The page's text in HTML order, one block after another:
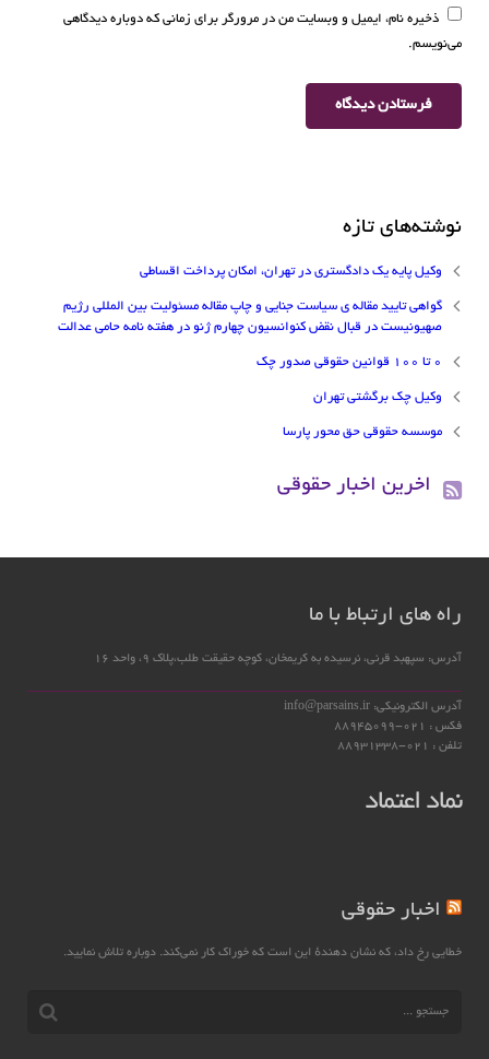
ذخیره نام، ایمیل و وبسایت من در مرورگر برای زمانی که دوباره دیدگاهی
می‌نویسم.
نوشته‌های تازه
وکیل پایه یک دادگستری در تهران، امکان پرداخت اقساطی
گواهی تایید مقاله ی سیاست جنایی و چاپ مقاله مسئولیت بین المللی رژیم
صهیونیست در قبال نقض کنوانسیون چهارم ژنو در هفته نامه حامی عدالت
۰ تا ۱۰۰ قوانین حقوقی صدور چک
وکیل چک برگشتی تهران
موسسه حقوقی حق محور پارسا
اخرین اخبار حقوقی
راه های ارتباط با ما
آدرس: سپهبد قرنی، نرسیده به کریمخان، کوچه حقیقت طلب،پلاک 9، واحد 16
آدرس الکترونیکی: info@parsains.ir
فکس : 021-88945099
تلفن : 021-88931338
نماد اعتماد
اخبار حقوقی
خطایی رخ داد، که نشان دهندهٔ این است که خوراک کار نمی‌کند. دوباره تلاش نمایید.